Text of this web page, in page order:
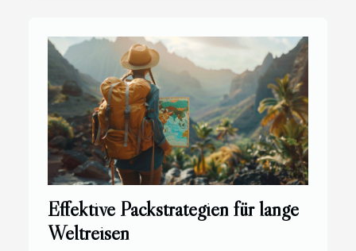
Effektive Packstrategien für lange
Weltreisen